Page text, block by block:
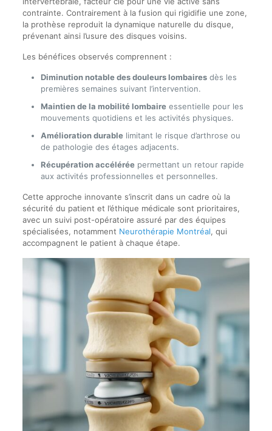
contrainte. Contrairement à la fusion qui rigidifie une zone,
la prothèse reproduit la dynamique naturelle du disque,
prévenant ainsi l’usure des disques voisins.
Les bénéfices observés comprennent :
Diminution notable des douleurs lombairesdès les
premières semaines suivant l’intervention.
Maintien de la mobilité lombaireessentielle pour les
mouvements quotidiens et les activités physiques.
Amélioration durablelimitant le risque d’arthrose ou
de pathologie des étages adjacents.
Récupération accéléréepermettant un retour rapide
aux activités professionnelles et personnelles.
Cette approche innovante s’inscrit dans un cadre où la
sécurité du patient et l’éthique médicale sont prioritaires,
avec un suivi post-opératoire assuré par des équipes
spécialisées, notamment Neurothérapie Montréal, qui
accompagnent le patient à chaque étape.